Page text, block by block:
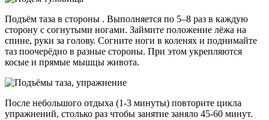
Подъём таза в стороны . Выполняется по 5–8 раз в каждую
сторону с согнутыми ногами. Займите положение лёжа на
спине, руки за голову. Согните ноги в коленях и поднимайте
таз поочерёдно в разные стороны. При этом укрепляются
косые и прямые мышцы живота.
После небольшого отдыха (1-3 минуты) повторите цикла
упражнений, столько раз чтобы занятие заняло 45-60 минут.